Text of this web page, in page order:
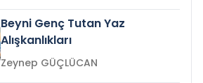
Beyni Genç Tutan Yaz
Alışkanlıkları
Zeynep GÜÇLÜCAN